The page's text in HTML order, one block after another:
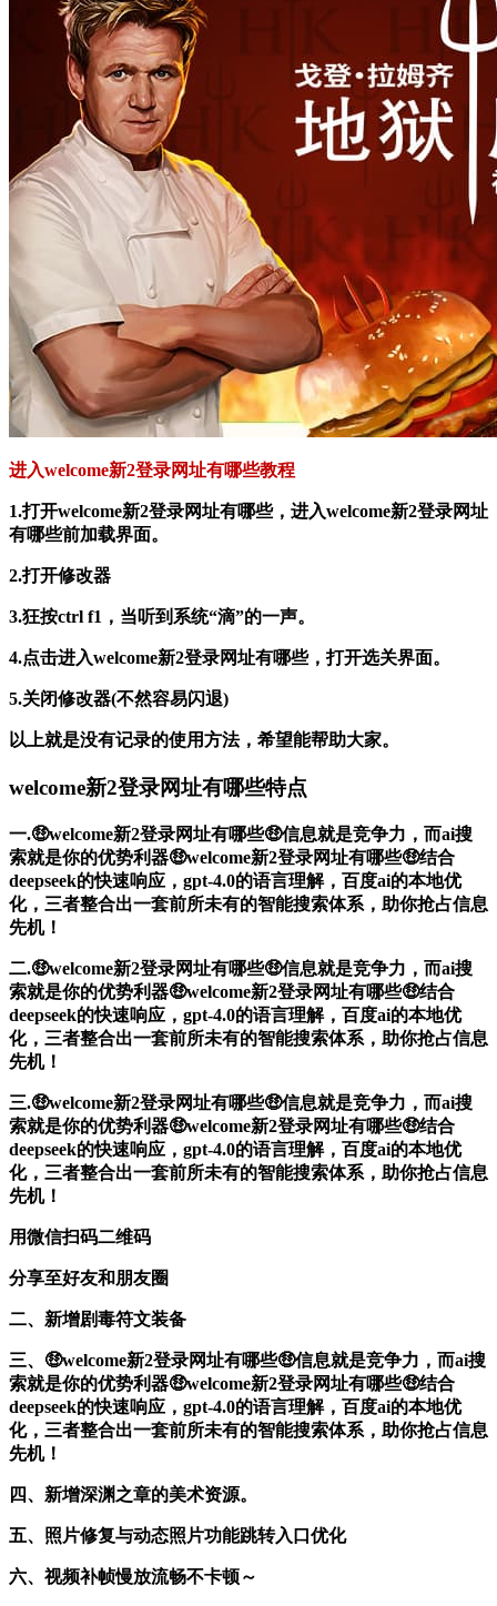
进入welcome新2登录网址有哪些教程
1.打开welcome新2登录网址有哪些，进入welcome新2登录网址
有哪些前加载界面。
2.打开修改器
3.狂按ctrl f1，当听到系统“滴”的一声。
4.点击进入welcome新2登录网址有哪些，打开选关界面。
5.关闭修改器(不然容易闪退)
以上就是没有记录的使用方法，希望能帮助大家。
welcome新2登录网址有哪些特点
一.🤑welcome新2登录网址有哪些🤑信息就是竞争力，而ai搜
索就是你的优势利器🤑welcome新2登录网址有哪些🤑结合
deepseek的快速响应，gpt-4.0的语言理解，百度ai的本地优
化，三者整合出一套前所未有的智能搜索体系，助你抢占信息
先机！
二.🤑welcome新2登录网址有哪些🤑信息就是竞争力，而ai搜
索就是你的优势利器🤑welcome新2登录网址有哪些🤑结合
deepseek的快速响应，gpt-4.0的语言理解，百度ai的本地优
化，三者整合出一套前所未有的智能搜索体系，助你抢占信息
先机！
三.🤑welcome新2登录网址有哪些🤑信息就是竞争力，而ai搜
索就是你的优势利器🤑welcome新2登录网址有哪些🤑结合
deepseek的快速响应，gpt-4.0的语言理解，百度ai的本地优
化，三者整合出一套前所未有的智能搜索体系，助你抢占信息
先机！
用微信扫码二维码
分享至好友和朋友圈
二、新增剧毒符文装备
三、🤑welcome新2登录网址有哪些🤑信息就是竞争力，而ai搜
索就是你的优势利器🤑welcome新2登录网址有哪些🤑结合
deepseek的快速响应，gpt-4.0的语言理解，百度ai的本地优
化，三者整合出一套前所未有的智能搜索体系，助你抢占信息
先机！
四、新增深渊之章的美术资源。
五、照片修复与动态照片功能跳转入口优化
六、视频补帧慢放流畅不卡顿～